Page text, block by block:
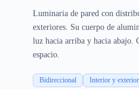
Luminaria de pared con
exteriores. Su cuerpo de
luz hacia arriba y hacia abajo.
espacio.
Bidireccional Interior y exterior